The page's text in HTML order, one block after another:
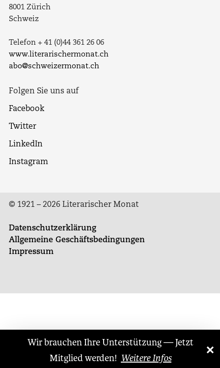
Wir brauchen Ihre Unterstützung — Jetzt
Mitglied werden! Weitere Infos
×
»
8001 Zürich
Schweiz
Telefon + 41 (0)44 361 26 06
www.literarischermonat.ch
abo@schweizermonat.ch
Folgen Sie uns auf
Facebook
Twitter
LinkedIn
Instagram
© 1921 – 2026 Literarischer Monat
Datenschutzerklärung
Allgemeine Geschäftsbedingungen
Impressum